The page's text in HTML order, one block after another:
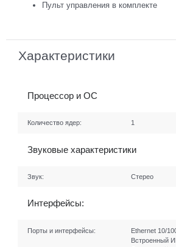
Пульт управления в комплекте
Характеристики
Процессор и ОС
Количество ядер: 1
Звуковые характеристики
Звук: Стерео
Интерфейсы:
Порты и интерфейсы:
Ethernet 10/
Встроенный